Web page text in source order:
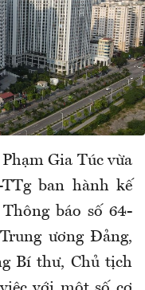
Gia Túc vừa
ban hành kế
báo số 64-
ương Đảng,
Bí thư, Chủ tịch